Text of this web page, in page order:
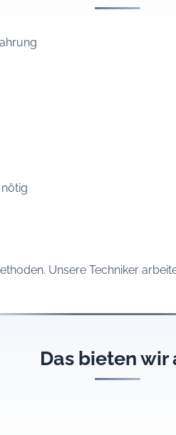
Unsere Techniker
Das bieten wir